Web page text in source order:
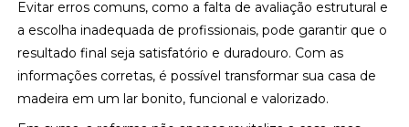
Evitar erros comuns, como a falta de avaliação estrutural e
a escolha inadequada de profissionais, pode garantir que o
resultado final seja satisfatório e duradouro. Com as
informações corretas, é possível transformar sua casa de
madeira em um lar bonito, funcional e valorizado.